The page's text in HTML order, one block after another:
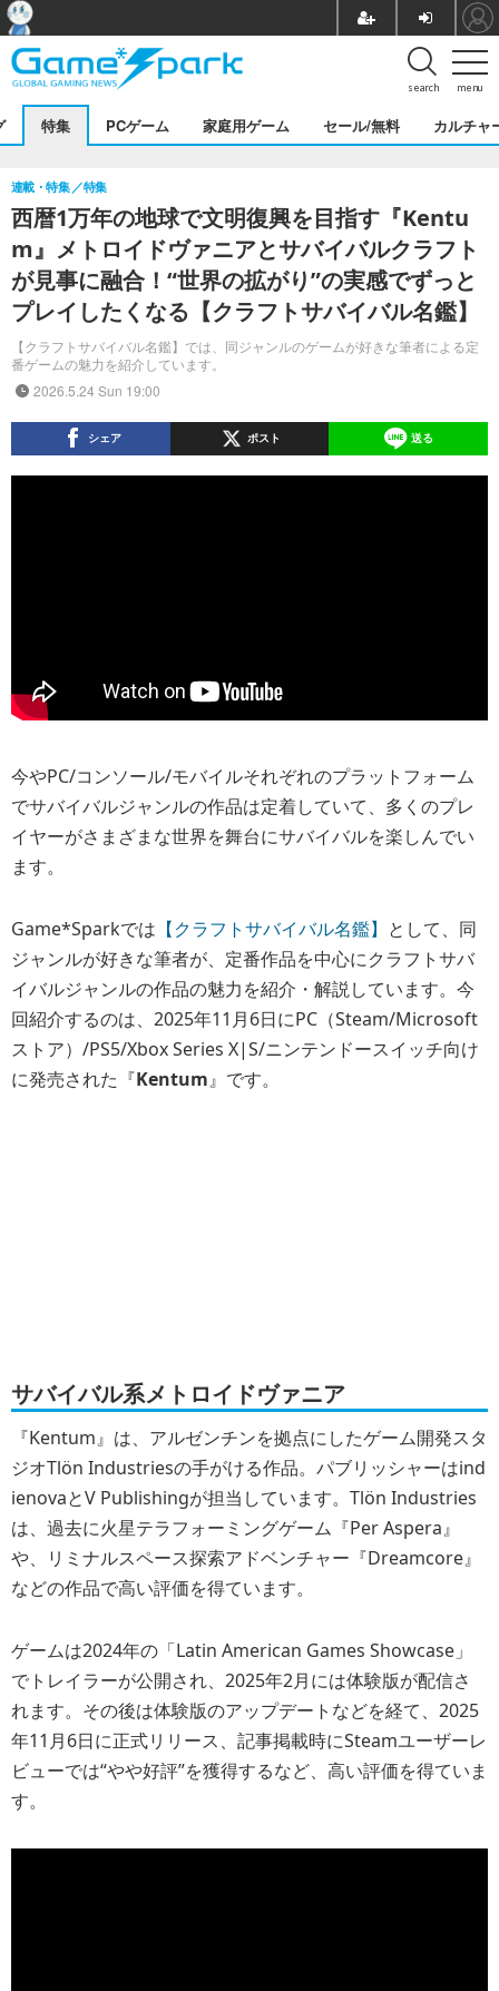
menu
search
特集 PCゲーム 家庭用ゲーム セール/無料 カルチャ
西暦1万年の地球で文明復興を目指す『Kentu
m』メトロイドヴァニアとサバイバルクラフト
が見事に融合！“世界の拡がり”の実感でずっと
プレイしたくなる【クラフトサバイバル名鑑】
【クラフトサバイバル名鑑】では、同ジャンルのゲームが好きな筆者による定
番ゲームの魅力を紹介しています。
連載・特集 特集
2026.5.24 Sun 19:00
シェア ポスト 送る
今やPC/コンソール/モバイルそれぞれのプラットフォーム
でサバイバルジャンルの作品は定着していて、多くのプレ
イヤーがさまざまな世界を舞台にサバイバルを楽しんでい
ます。
Game*Sparkでは 【クラフトサバイバル名鑑】 として、同
ジャンルが好きな筆者が、定番作品を中心にクラフトサバ
イバルジャンルの作品の魅力を紹介・解説しています。今
回紹介するのは、2025年11月6日にPC（Steam/Microsoft
ストア）/PS5/Xbox Series X|S/ニンテンドースイッチ向け
に発売された『Kentum』です。
サバイバル系メトロイドヴァニア
『Kentum』は、アルゼンチンを拠点にしたゲーム開発スタ
ジオTlön Industriesの手がける作品。パブリッシャーはind
ienovaとV Publishingが担当しています。Tlön Industries
は、過去に火星テラフォーミングゲーム『Per Aspera』
や、リミナルスペース探索アドベンチャー『Dreamcore』
などの作品で高い評価を得ています。
ゲームは2024年の「Latin American Games Showcase」
でトレイラーが公開され、2025年2月には体験版が配信さ
れます。その後は体験版のアップデートなどを経て、2025
年11月6日に正式リリース、記事掲載時にSteamユーザーレ
ビューでは“やや好評”を獲得するなど、高い評価を得ていま
す。